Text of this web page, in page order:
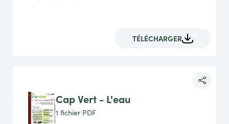
TÉLÉCHARGER
Cap Vert - L'eau
1 fichier PDF